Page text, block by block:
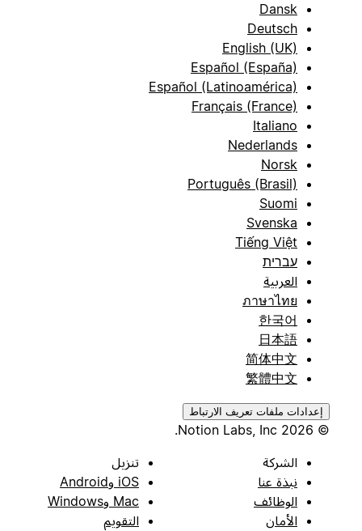
Dansk
Deutsch
English (UK)
Español (España)
Español (Latinoamérica)
Français (France)
Italiano
Nederlands
Norsk
Português (Brasil)
Suomi
Svenska
Tiếng Việt
עברית
العربية
ภาษาไทย
한국어
日本語
简体中文
繁體中文
إعدادات ملفات تعريف الارتباط
الشركة
نبذة عنا
الوظائف
الأمان
تنزيل
iOS وAndroid
Mac وWindows
التقويم